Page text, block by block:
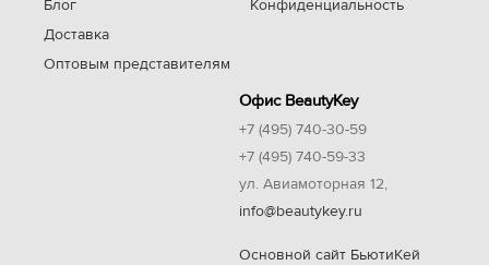
Блог
Доставка
Оптовым представителям
Конфиденциальность
Офис BeautyKey
+7 (495) 740-30-59
+7 (495) 740-59-33
ул. Авиамоторная 12,
info@beautykey.ru
Основной сайт БьютиКей